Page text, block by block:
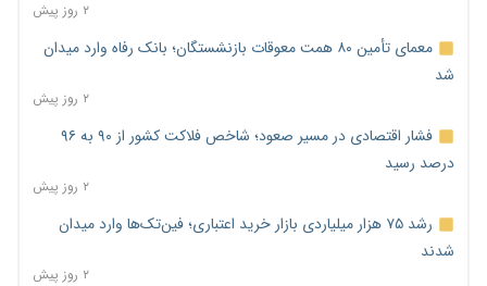
۲ روز پیش
معمای تأمین ۸۰ همت معوقات بازنشستگان؛ بانک رفاه وارد میدان
شد
۲ روز پیش
فشار اقتصادی در مسیر صعود؛ شاخص فلاکت کشور از ۹۰ به ۹۶
درصد رسید
۲ روز پیش
رشد ۷۵ هزار میلیاردی بازار خرید اعتباری؛ فین‌تک‌ها وارد میدان
شدند
۲ روز پیش